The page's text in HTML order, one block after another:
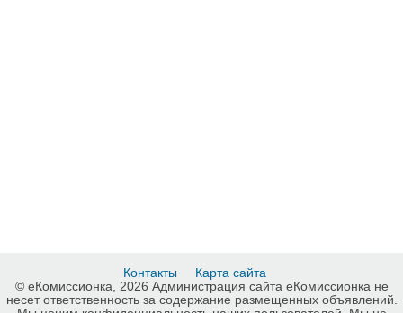
Контакты
Карта сайта
© еКомиссионка, 2026 Администрация сайта еКомиссионка не
несет ответственность за содержание размещенных объявлений.